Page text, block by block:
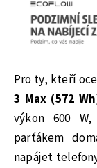
Pro ty, kteří
3 Max (572
výkon 600
parťákem
napájet